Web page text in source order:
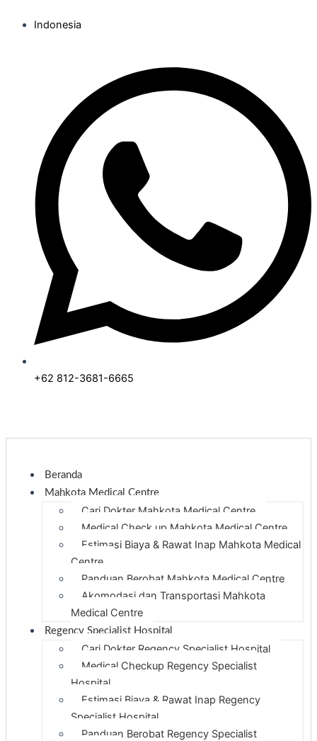
Indonesia
+62 812-3681-6665
Beranda
Mahkota Medical Centre
Cari Dokter Mahkota Medical Centre
Medical Check up Mahkota Medical Centre
Estimasi Biaya & Rawat Inap Mahkota Medical
Centre
Panduan Berobat Mahkota Medical Centre
Akomodasi dan Transportasi Mahkota
Medical Centre
Regency Specialist Hospital
Cari Dokter Regency Specialist Hospital
Medical Checkup Regency Specialist
Hospital
Estimasi Biaya & Rawat Inap Regency
Specialist Hospital
Panduan Berobat Regency Specialist